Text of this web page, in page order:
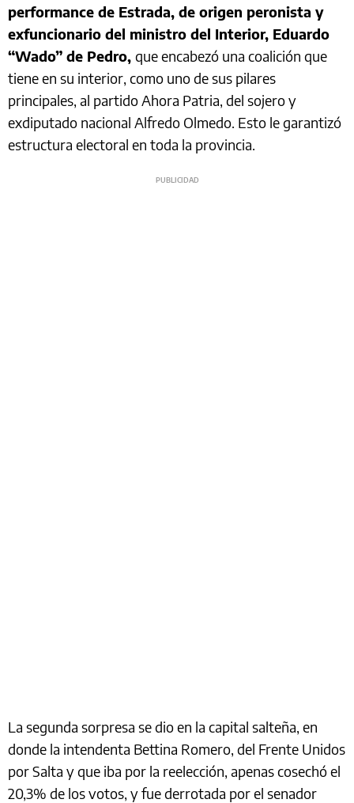
performance de Estrada, de origen peronista y
exfuncionario del ministro del Interior, Eduardo
“Wado” de Pedro, que encabezó una coalición que
tiene en su interior, como uno de sus pilares
principales, al partido Ahora Patria, del sojero y
exdiputado nacional Alfredo Olmedo. Esto le garantizó
estructura electoral en toda la provincia.
La segunda sorpresa se dio en la capital salteña, en
donde la intendenta Bettina Romero, del Frente Unidos
por Salta y que iba por la reelección, apenas cosechó el
20,3% de los votos, y fue derrotada por el senador